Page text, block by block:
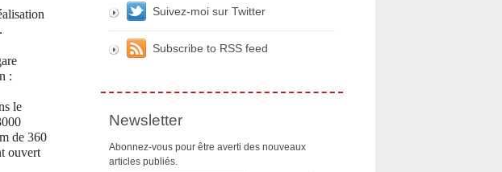
:
le
de 360
ouvert
Suivez-moi sur Twitter
Subscribe to RSS feed
Newsletter
Abonnez-vous pour être averti des nouveaux
articles publiés.